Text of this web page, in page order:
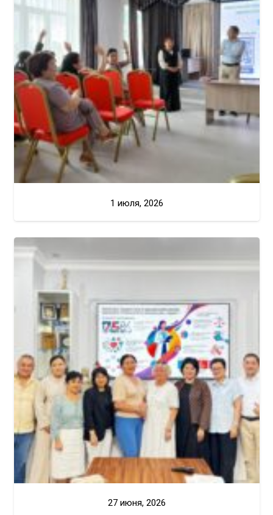
1 июля, 2026
27 июня, 2026